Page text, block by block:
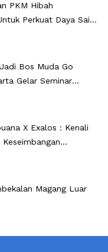
PKM Hibah
Perkuat Daya Saing
Bos Muda Go
Gelar Seminar
X Exalos : Kenali
Magang Luar